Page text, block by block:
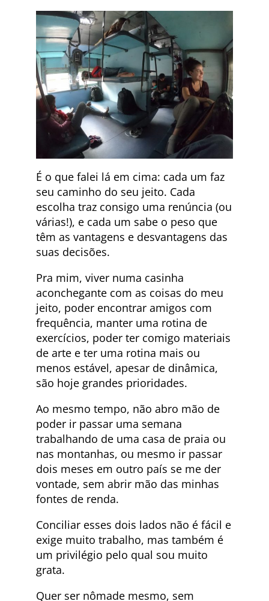
É o que falei lá em cima: cada um faz
seu caminho do seu jeito. Cada
escolha traz consigo uma renúncia (ou
várias!), e cada um sabe o peso que
têm as vantagens e desvantagens das
suas decisões.
Pra mim, viver numa casinha
aconchegante com as coisas do meu
jeito, poder encontrar amigos com
frequência, manter uma rotina de
exercícios, poder ter comigo materiais
de arte e ter uma rotina mais ou
menos estável, apesar de dinâmica,
são hoje grandes prioridades.
Ao mesmo tempo, não abro mão de
poder ir passar uma semana
trabalhando de uma casa de praia ou
nas montanhas, ou mesmo ir passar
dois meses em outro país se me der
vontade, sem abrir mão das minhas
fontes de renda.
Conciliar esses dois lados não é fácil e
exige muito trabalho, mas também é
um privilégio pelo qual sou muito
grata.
Quer ser nômade mesmo, sem